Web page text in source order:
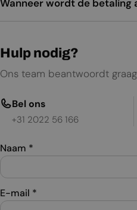
Wanneer wordt de betaling
Hulp nodig?
Ons team beantwoordt
Bel ons
+31 2022 56 166
Naam *
E-mail *